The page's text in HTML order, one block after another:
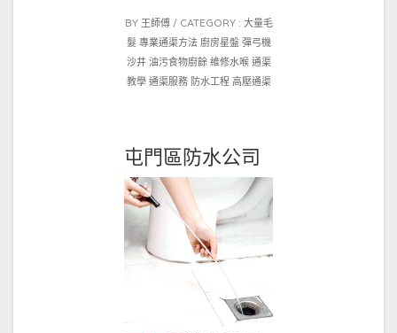
BY 王師傅
POSTED
ON
2021-
10-
CATEGORY : 大量毛
髮 專業通渠方法 廚房星盤 彈弓機
沙井 油污食物廚餘 維修水喉 通渠
教學 通渠服務 防水工程 高壓通渠
屯門區防水公司